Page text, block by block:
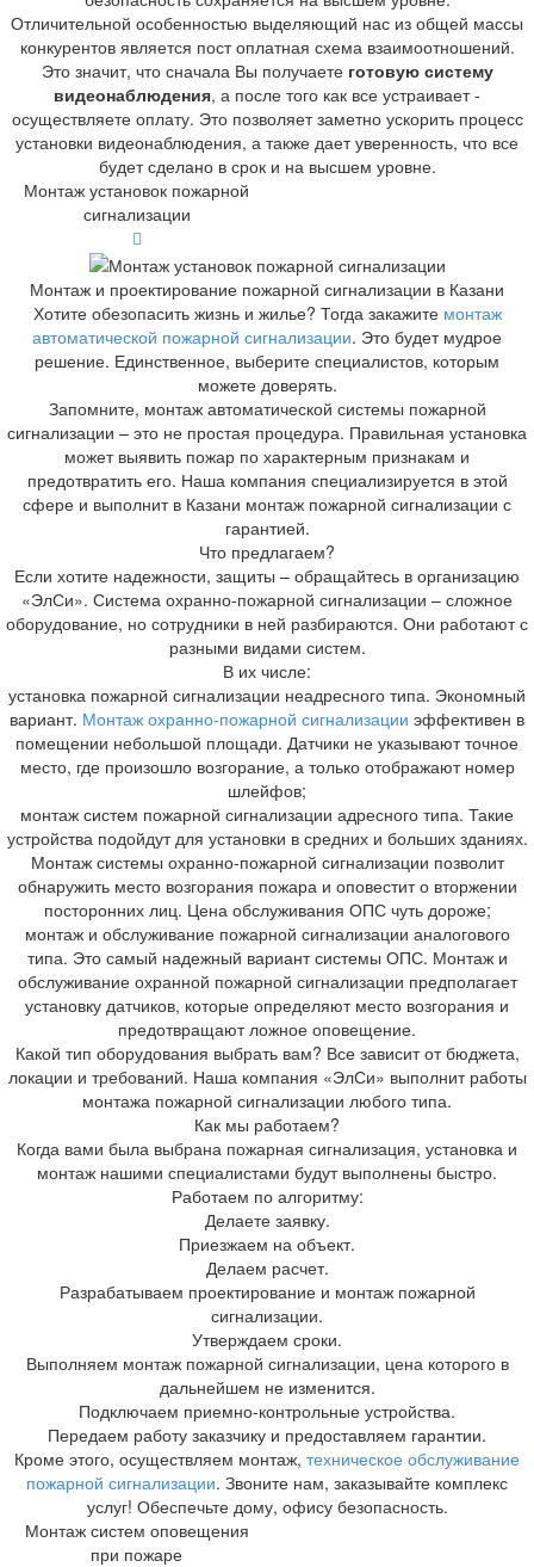
Отличительной особенностью выделяющий нас из общей массы
конкурентов является пост оплатная схема взаимоотношений.
Это значит, что сначала Вы получаете готовую систему
видеонаблюдения, а после того как все устраивает -
осуществляете оплату. Это позволяет заметно ускорить процесс
установки видеонаблюдения, а также дает уверенность, что все
будет сделано в срок и на высшем уровне.
Монтаж установок пожарной
сигнализации
Монтаж и проектирование пожарной сигнализации в Казани
Хотите обезопасить жизнь и жилье? Тогда закажите монтаж
автоматической пожарной сигнализации. Это будет мудрое
решение. Единственное, выберите специалистов, которым
можете доверять.
Запомните, монтаж автоматической системы пожарной
сигнализации – это не простая процедура. Правильная установка
может выявить пожар по характерным признакам и
предотвратить его. Наша компания специализируется в этой
сфере и выполнит в Казани монтаж пожарной сигнализации с
гарантией.
Что предлагаем?
Если хотите надежности, защиты – обращайтесь в организацию
«ЭлСи». Система охранно-пожарной сигнализации – сложное
оборудование, но сотрудники в ней разбираются. Они работают с
разными видами систем.
В их числе:
установка пожарной сигнализации неадресного типа. Экономный
вариант. Монтаж охранно-пожарной сигнализации эффективен в
помещении небольшой площади. Датчики не указывают точное
место, где произошло возгорание, а только отображают номер
шлейфов;
монтаж систем пожарной сигнализации адресного типа. Такие
устройства подойдут для установки в средних и больших зданиях.
Монтаж системы охранно-пожарной сигнализации позволит
обнаружить место возгорания пожара и оповестит о вторжении
посторонних лиц. Цена обслуживания ОПС чуть дороже;
монтаж и обслуживание пожарной сигнализации аналогового
типа. Это самый надежный вариант системы ОПС. Монтаж и
обслуживание охранной пожарной сигнализации предполагает
установку датчиков, которые определяют место возгорания и
предотвращают ложное оповещение.
Какой тип оборудования выбрать вам? Все зависит от бюджета,
локации и требований. Наша компания «ЭлСи» выполнит работы
монтажа пожарной сигнализации любого типа.
Как мы работаем?
Когда вами была выбрана пожарная сигнализация, установка и
монтаж нашими специалистами будут выполнены быстро.
Работаем по алгоритму:
Делаете заявку.
Приезжаем на объект.
Делаем расчет.
Разрабатываем проектирование и монтаж пожарной
сигнализации.
Утверждаем сроки.
Выполняем монтаж пожарной сигнализации, цена которого в
дальнейшем не изменится.
Подключаем приемно-контрольные устройства.
Передаем работу заказчику и предоставляем гарантии.
Кроме этого, осуществляем монтаж, техническое обслуживание
пожарной сигнализации. Звоните нам, заказывайте комплекс
услуг! Обеспечьте дому, офису безопасность.
Монтаж систем оповещения
при пожаре